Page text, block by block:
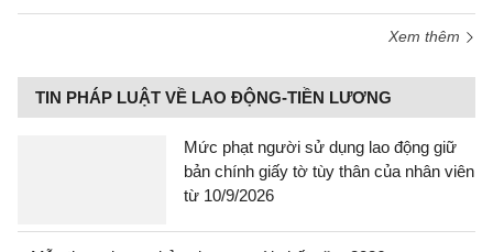
Xem thêm
TIN PHÁP LUẬT VỀ LAO ĐỘNG-TIỀN LƯƠNG
Mức phạt người sử dụng lao động giữ
bản chính giấy tờ tùy thân của nhân viên
từ 10/9/2026